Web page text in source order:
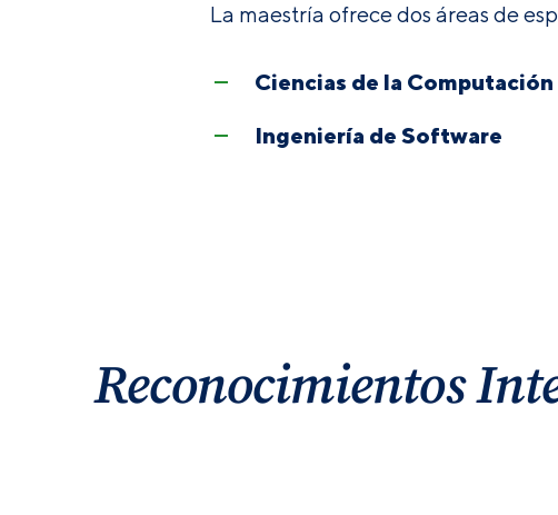
La maestría ofrece dos áreas de
Ciencias de la Computación
Ingeniería de Software
Reconocimientos